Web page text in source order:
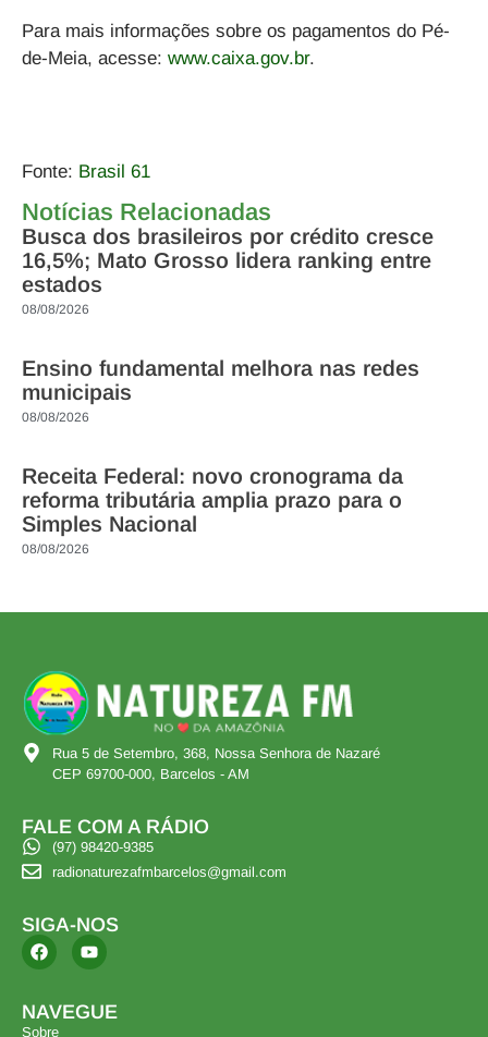
Para mais informações sobre os pagamentos do Pé-
de-Meia, acesse: www.caixa.gov.br.
Fonte: Brasil 61
Notícias Relacionadas
Busca dos brasileiros por crédito cresce
16,5%; Mato Grosso lidera ranking entre
estados
08/08/2026
Ensino fundamental melhora nas redes
municipais
08/08/2026
Receita Federal: novo cronograma da
reforma tributária amplia prazo para o
Simples Nacional
08/08/2026
Rua 5 de Setembro, 368, Nossa Senhora de Nazaré
CEP 69700-000, Barcelos - AM
FALE COM A RÁDIO
(97) 98420-9385
radionaturezafmbarcelos@gmail.com
SIGA-NOS
NAVEGUE
Sobre